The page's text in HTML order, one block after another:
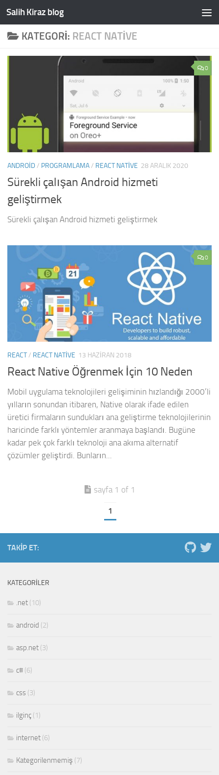
Skip to content
Salih Kiraz blog
KATEGORI: REACT NATIVE
0
ANDROID/ PROGRAMLAMA/ REACT NATIVE 28 ARALIK 2020
Sürekli çalışan Android hizmeti
geliştirmek
Sürekli çalışan Android hizmeti geliştirmek
0
REACT/ REACT NATIVE 13 HAZIRAN 2018
React Native Öğrenmek İçin 10 Neden
Mobil uygulama teknolojileri gelişiminin hızlandığı 2000’li
yılların sonundan itibaren, Native olarak ifade edilen
üretici firmaların sundukları ana geliştirme teknolojilerinin
haricinde farklı yöntemler aranmaya başlandı. Bugüne
kadar pek çok farklı teknoloji ana akıma alternatif
çözümler geliştirdi. Bunların...
sayfa 1 of 1
1
TAKIP ET:
KATEGORILER
.net (10)
android (2)
asp.net (3)
c# (6)
css (3)
ilginç (1)
internet (6)
Kategorilenmemiş (7)